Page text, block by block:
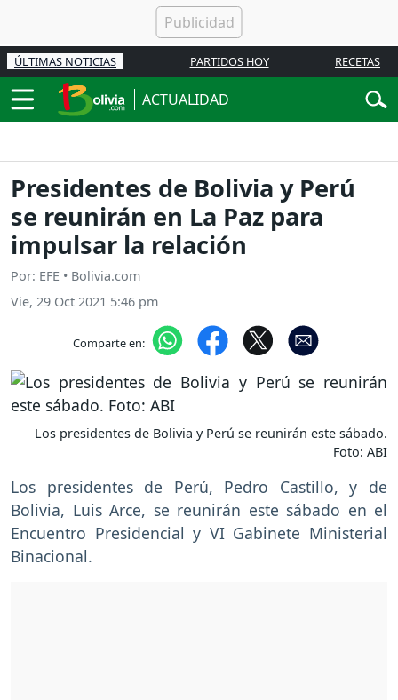
ÚLTIMAS NOTICIAS PARTIDOS HOY RECETAS
ACTUALIDAD
Presidentes de Bolivia y Perú
se reunirán en La Paz para
impulsar la relación
Por: EFE • Bolivia.com
Vie, 29 Oct 2021 5:46 pm
Comparte en:
Los presidentes de Bolivia y Perú se reunirán este sábado.
Foto: ABI
Los presidentes de Perú, Pedro Castillo, y de
Bolivia, Luis Arce, se reunirán este sábado en el
Encuentro Presidencial y VI Gabinete Ministerial
Binacional.